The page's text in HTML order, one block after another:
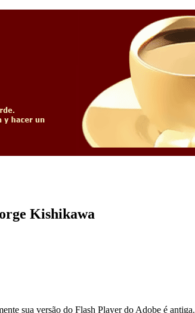
Kishikawa
sua versão do Flash Player do Adobe é antiga.